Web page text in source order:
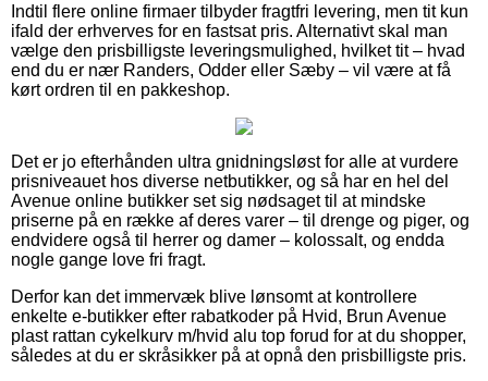
Indtil flere online firmaer tilbyder fragtfri levering, men tit kun
ifald der erhverves for en fastsat pris. Alternativt skal man
vælge den prisbilligste leveringsmulighed, hvilket tit – hvad
end du er nær Randers, Odder eller Sæby – vil være at få
kørt ordren til en pakkeshop.
Det er jo efterhånden ultra gnidningsløst for alle at vurdere
prisniveauet hos diverse netbutikker, og så har en hel del
Avenue online butikker set sig nødsaget til at mindske
priserne på en række af deres varer – til drenge og piger, og
endvidere også til herrer og damer – kolossalt, og endda
nogle gange love fri fragt.
Derfor kan det immervæk blive lønsomt at kontrollere
enkelte e-butikker efter rabatkoder på Hvid, Brun Avenue
plast rattan cykelkurv m/hvid alu top forud for at du shopper,
således at du er skråsikker på at opnå den prisbilligste pris.